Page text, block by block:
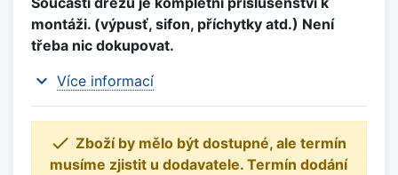
montáži. (výpusť, sifon, příchytky atd.) Není
třeba nic dokupovat.
expand_more Více informací
 Zboží by mělo být dostupné, ale termín
musíme zjistit u dodavatele. Termín dodání